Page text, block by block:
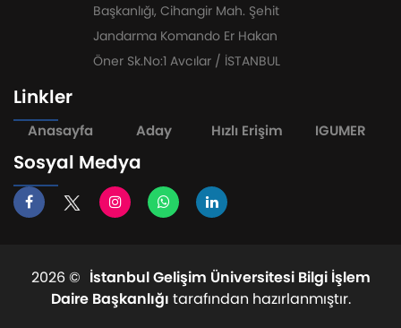
Başkanlığı, Cihangir Mah. Şehit
Jandarma Komando Er Hakan
Öner Sk.No:1 Avcılar / İSTANBUL
Linkler
Anasayfa Aday Hızlı Erişim IGUMER
Sosyal Medya
2026 © İstanbul Gelişim Üniversitesi Bilgi İşlem
Daire Başkanlığı tarafından hazırlanmıştır.